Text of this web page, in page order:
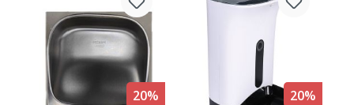
20% 20%